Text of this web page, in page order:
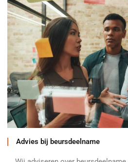
Advies bij beursdeelname